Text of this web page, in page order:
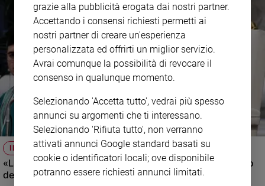
IL PAPA
«La Chiesa non deve essere muta ma raccogliere il grido
dei poveri e camminare per il mondo»
grazie alla pubblicità erogata dai nostri partner.
Accettando i consensi richiesti permetti ai
nostri partner di creare un'esperienza
personalizzata ed offrirti un miglior servizio.
Avrai comunque la possibilità di revocare il
consenso in qualunque momento.
Selezionando 'Accetta tutto', vedrai più spesso
annunci su argomenti che ti interessano.
Selezionando 'Rifiuta tutto', non verranno
attivati annunci Google standard basati su
cookie o identificatori locali; ove disponibile
potranno essere richiesti annunci limitati.